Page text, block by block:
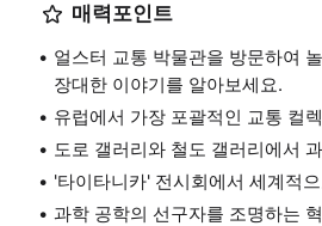
매력포인트
얼스터 교통 박물관을 방문하여
장대한 이야기를 알아보세요.
유럽에서 가장 포괄적인 교통 컬
도로 갤러리와 철도 갤러리에서
'타이타니카' 전시회에서 세계적
과학 공학의 선구자를 조명하는